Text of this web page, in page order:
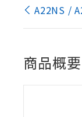
A22NS /
商品概要